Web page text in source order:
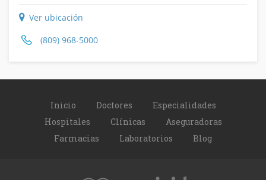
Ver ubicación
(809) 968-5000
Inicio Doctores
Especialidades
Hospitales
Clínicas
Aseguradoras
Farmacias
Laboratorios Blog